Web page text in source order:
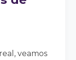
veamos